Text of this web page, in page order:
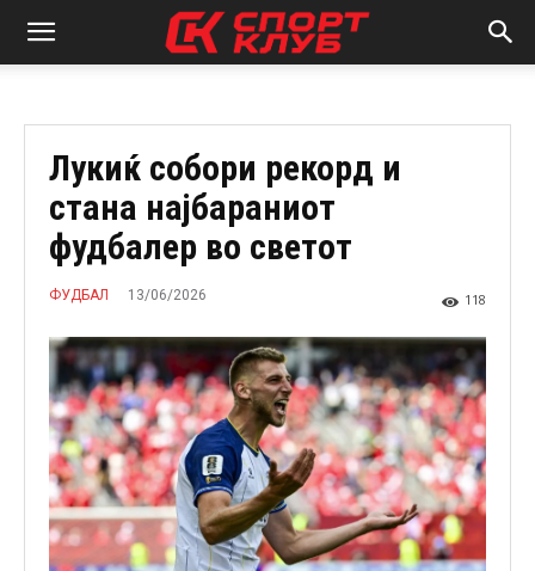
Лукиќ собори рекорд и
стана најбараниот
фудбалер во светот
ФУДБАЛ 13/06/2026 118